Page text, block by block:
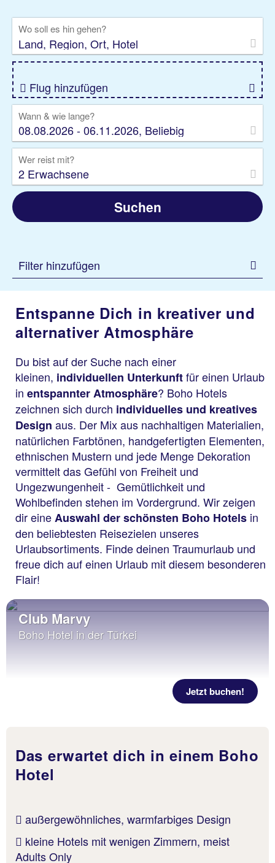
Rundreise
Kreuzfahrt
Gruppenreise
Camper Privattransfer
Wo soll es hin gehen?
Flug hinzufügen
Wann & wie lange?
08.08.2026 - 06.11.2026, Beliebig
Wer reist mit?
2 Erwachsene
Suchen
Filter hinzufügen
Entspanne Dich in kreativer und
alternativer Atmosphäre
Du bist auf der Suche nach einer
kleinen, individuellen Unterkunftfür einen Urlaub
in entspannter Atmosphäre? Boho Hotels
zeichnen sich durch individuelles und kreatives
Design aus. Der Mix aus nachhaltigen Materialien,
natürlichen Farbtönen, handgefertigten Elementen,
ethnischen Mustern und jede Menge Dekoration
vermittelt das Gefühl von Freiheit und
Ungezwungenheit - Gemütlichkeit und
Wohlbefinden stehen im Vordergrund. Wir zeigen
dir eineAuswahl der schönsten Boho Hotels in
den beliebtesten Reisezielen unseres
Urlaubsortiments. Finde deinen Traumurlaub und
freue dich auf einen Urlaub mit diesem besonderen
Flair!
Club Marvy
Boho Hotel in der Türkei
Jetzt buchen!
Das erwartet dich in einem Boho
Hotel
außergewöhnliches, warmfarbiges Design
kleine Hotels mit wenigen Zimmern, meist
Adults Only